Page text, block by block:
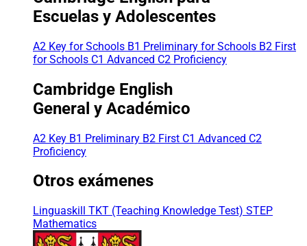
Escuelas y Adolescentes
A2 Key for Schools B1 Preliminary for Schools B2 First
for Schools C1 Advanced C2 Proficiency
Cambridge English
General y Académico
A2 Key B1 Preliminary B2 First C1 Advanced C2
Proficiency
Otros exámenes
Linguaskill TKT (Teaching Knowledge Test) STEP
Mathematics